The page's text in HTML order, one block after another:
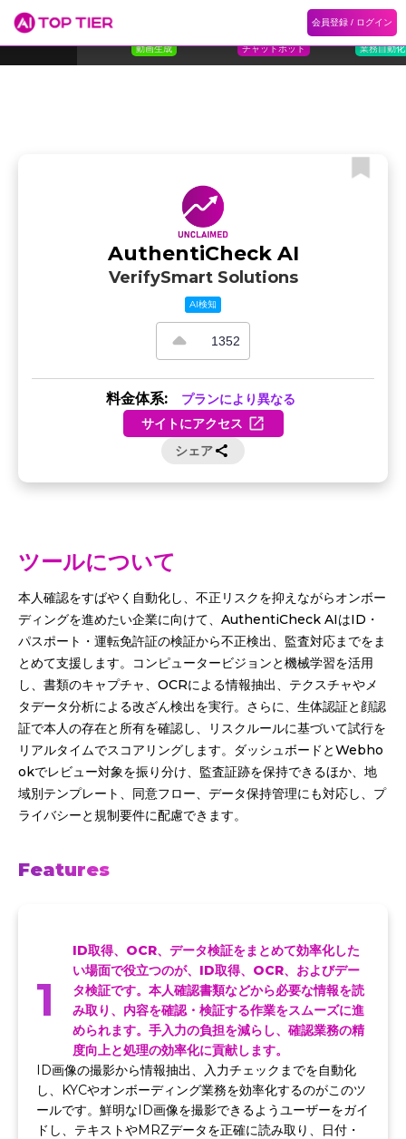
会員登録 / ログイン
ランキング
動画生成 チャットボット
3
Flokzu
業務自動化
AuthentiCheck AI
VerifySmart Solutions
AI検知
1352
料金体系: プランにより異なる
サイトにアクセス
シェア
ツールについて
本人確認をすばやく自動化し、不正リスクを抑えながらオンボー
ディングを進めたい企業に向けて、AuthentiCheck AIはID・
パスポート・運転免許証の検証から不正検出、監査対応までをま
とめて支援します。コンピュータービジョンと機械学習を活用
し、書類のキャプチャ、OCRによる情報抽出、テクスチャやメ
タデータ分析による改ざん検出を実行。さらに、生体認証と顔認
証で本人の存在と所有を確認し、リスクルールに基づいて試行を
リアルタイムでスコアリングします。ダッシュボードとWebho
okでレビュー対象を振り分け、監査証跡を保持できるほか、地
域別テンプレート、同意フロー、データ保持管理にも対応し、プ
ライバシーと規制要件に配慮できます。
Features
1
ID取得、OCR、データ検証をまとめて効率化した
い場面で役立つのが、ID取得、OCR、およびデー
タ検証です。本人確認書類などから必要な情報を読
み取り、内容を確認・検証する作業をスムーズに進
められます。手入力の負担を減らし、確認業務の精
度向上と処理の効率化に貢献します。
ID画像の撮影から情報抽出、入力チェックまでを自動化
し、KYCやオンボーディング業務を効率化するのがこのツ
ールです。鮮明なID画像を撮影できるようユーザーをガイ
ドし、テキストやMRZデータを正確に読み取り、日付・
ホーム 記事